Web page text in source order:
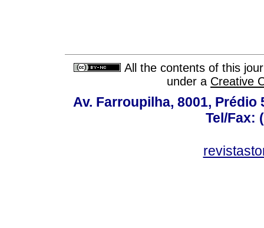
All the contents of this
under a Creative
Av. Farroupilha, 8001, Prédio
Tel/Fax: